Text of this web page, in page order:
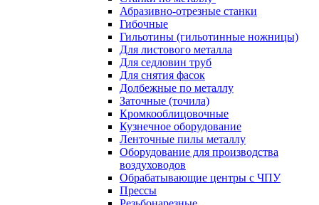
Абразивно-отрезные станки
Гибочные
Гильотины (гильотинные ножницы)
Для листового металла
Для седловин труб
Для снятия фасок
Долбежные по металлу
Заточные (точила)
Кромкооблицовочные
Кузнечное оборудование
Ленточные пилы металлу
Оборудование для производства
воздуховодов
Обрабатывающие центры с ЧПУ
Прессы